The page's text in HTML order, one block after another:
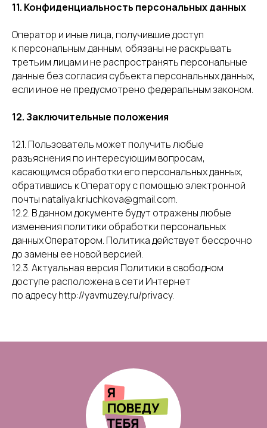
11. Конфиденциальность персональных данных
Оператор и иные лица, получившие доступ
к персональным данным, обязаны не раскрывать
третьим лицам и не распространять персональные
данные без согласия субъекта персональных данных,
если иное не предусмотрено федеральным законом.
12. Заключительные положения
12.1. Пользователь может получить любые
разъяснения по интересующим вопросам,
касающимся обработки его персональных данных,
обратившись к Оператору с помощью электронной
почты nataliya.kriuchkova@gmail.com.
12.2. В данном документе будут отражены любые
изменения политики обработки персональных
данных Оператором. Политика действует бессрочно
до замены ее новой версией.
12.3. Актуальная версия Политики в свободном
доступе расположена в сети Интернет
по адресу http://yavmuzey.ru/privacy.